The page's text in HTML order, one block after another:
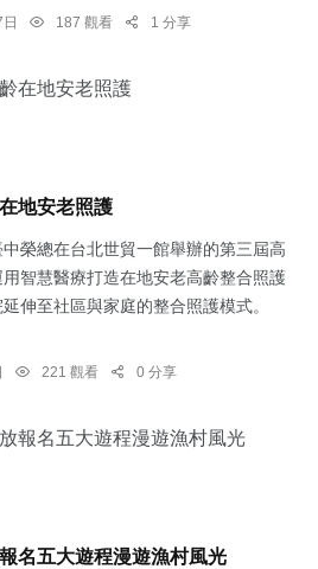
187 觀看 1 分享
地安老照護
中榮總在台北世貿一館舉辦的第三屆高
智慧醫療打造在地安老高齡整合照護
延伸至社區與家庭的整合照護模式。
221 觀看 0 分享
名五大遊程漫遊漁村風光